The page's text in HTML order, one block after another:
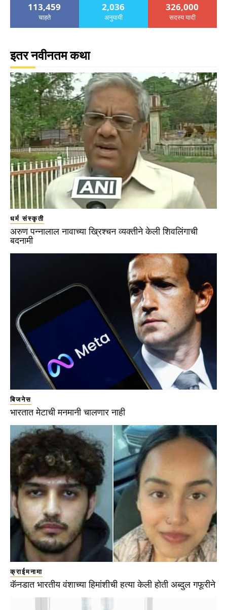
113,459
चाहते
2,036
अनुयायी
326,000
सदस्य यादी
इतर नवीनतम कथा
धर्म संस्कृती
अरुण पन्नालाल नावाच्या ख्रिश्चन व्यक्तीने केली शिवलिंगाची
बदनामी
बिजनेस
भारतात मेटाची मनमानी चालणार नाही
क्राईमनामा
कॅनडात भारतीय वंशाच्या हिमांशीची हत्या केली होती अब्दुल गफूरीने